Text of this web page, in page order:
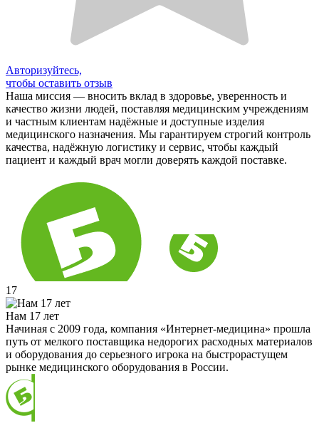
Авторизуйтесь,
чтобы оставить отзыв
Наша миссия — вносить вклад в здоровье, уверенность и
качество жизни людей, поставляя медицинским учреждениям
и частным клиентам надёжные и доступные изделия
медицинского назначения. Мы гарантируем строгий контроль
качества, надёжную логистику и сервис, чтобы каждый
пациент и каждый врач могли доверять каждой поставке.
17
Нам 17 лет
Начиная с 2009 года, компания «Интернет-медицина» прошла
путь от мелкого поставщика недорогих расходных материалов
и оборудования до серьезного игрока на быстрорастущем
рынке медицинского оборудования в России.